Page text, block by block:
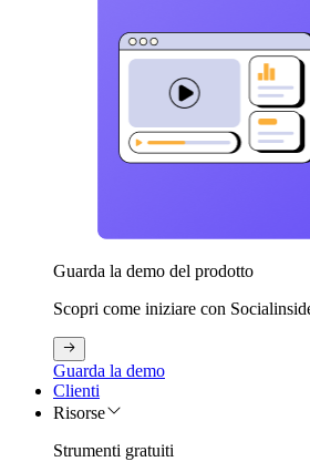
Guarda la demo del prodotto
Scopri come iniziare con
Guarda la demo
Clienti
Risorse
Strumenti gratuiti